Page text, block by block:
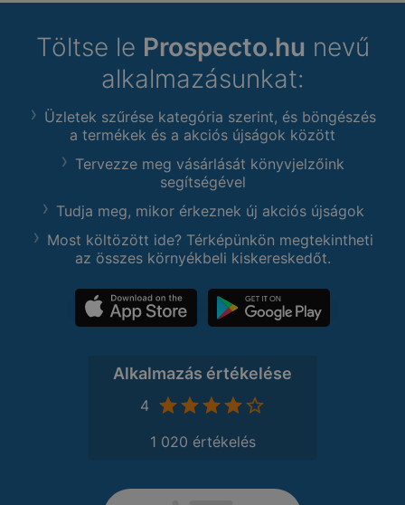
Töltse le Prospecto.hu nevű
alkalmazásunkat:
Üzletek szűrése kategória szerint, és böngészés
a termékek és a akciós újságok között
Tervezze meg vásárlását könyvjelzőink
segítségével
Tudja meg, mikor érkeznek új akciós újságok
Most költözött ide? Térképünkön megtekintheti
az összes környékbeli kiskereskedőt.
Alkalmazás értékelése
4
1 020 értékelés